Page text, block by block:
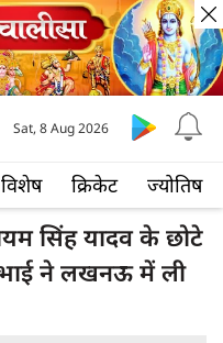
क्रिकेट ज्योतिष
Sat, 8 Aug 2026
सिंह यादव के छोटे
ने लखनऊ में ली